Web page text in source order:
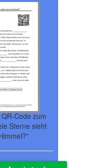
Code zum
Sterne sieht